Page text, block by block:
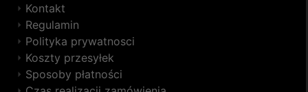
Kontakt
Regulamin
Polityka prywatnosci
Koszty przesyłek
Sposoby płatności